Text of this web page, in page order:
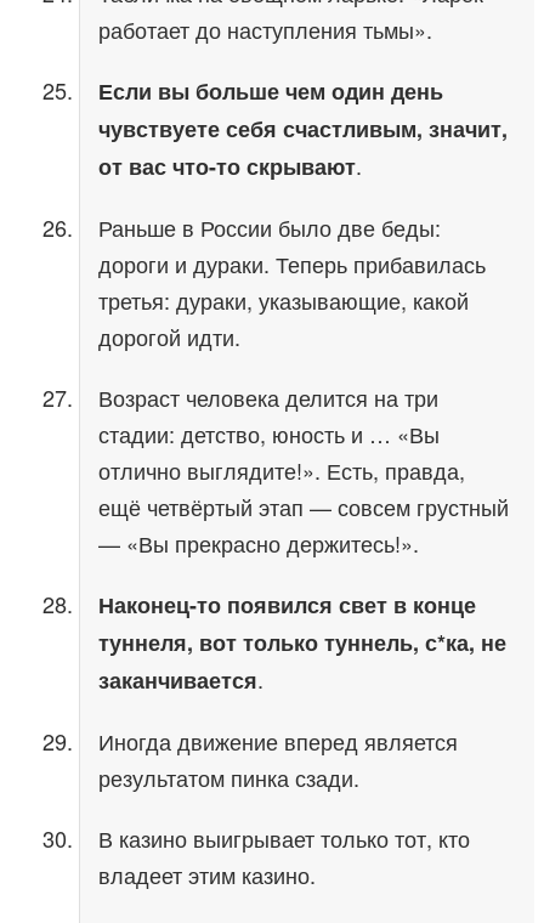
работает до наступления тьмы».
Если вы больше чем один день
чувствуете себя счастливым, значит,
от вас что-то скрывают.
Раньше в России было две беды:
дороги и дураки. Теперь прибавилась
третья: дураки, указывающие, какой
дорогой идти.
Возраст человека делится на три
стадии: детство, юность и … «Вы
отлично выглядите!». Есть, правда,
ещё четвёртый этап — совсем грустный
— «Вы прекрасно держитесь!».
Наконец-то появился свет в конце
туннеля, вот только туннель, с*ка, не
заканчивается.
Иногда движение вперед является
результатом пинка сзади.
В казино выигрывает только тот, кто
владеет этим казино.